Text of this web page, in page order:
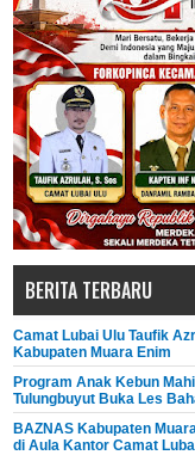
BERITA TERBARU
Camat Lubai Ulu Taufik
Kabupaten Muara Enim
Program Anak Kebun
Tulungbuyut Buka Les
BAZNAS Kabupaten
di Aula Kantor Camat